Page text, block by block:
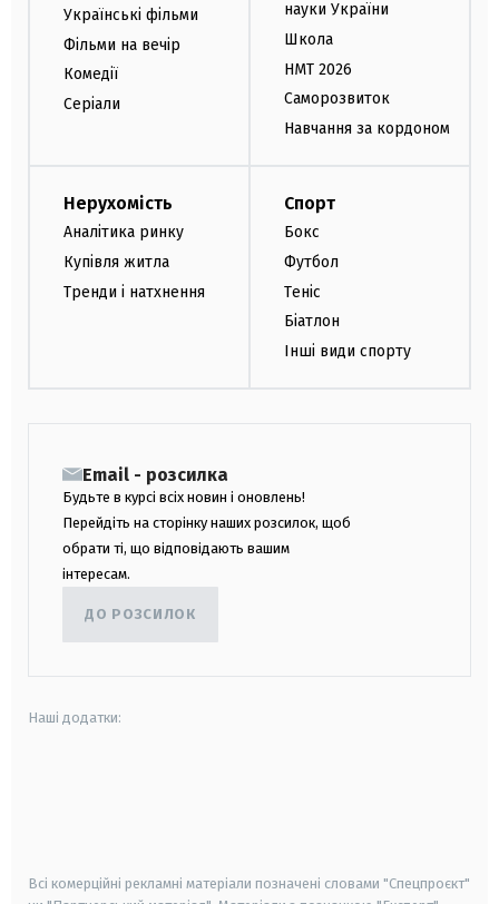
Українські фільми
Фільми на вечір
Комедії
Серіали
науки України
Школа
НМТ 2026
Саморозвиток
Навчання за кордоном
Нерухомість
Аналітика ринку
Купівля житла
Тренди і натхнення
Спорт
Бокс
Футбол
Теніс
Біатлон
Інші види спорту
Email - розсилка
Будьте в курсі всіх новин і оновлень!
Перейдіть на сторінку наших розсилок, щоб
обрати ті, що відповідають вашим
інтересам.
ДО РОЗСИЛОК
Наші додатки:
Всі комерційні рекламні матеріали позначені словами "Спецпроєкт"